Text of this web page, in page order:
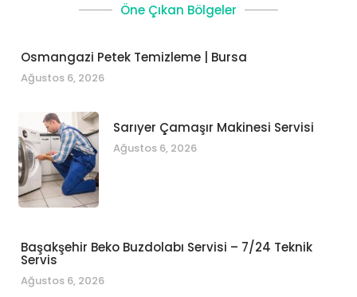
Öne Çıkan Bölgeler
Osmangazi Petek Temizleme | Bursa
Ağustos 6, 2026
Sarıyer Çamaşır Makinesi Servisi
Ağustos 6, 2026
Başakşehir Beko Buzdolabı Servisi – 7/24 Teknik
Servis
Ağustos 6, 2026